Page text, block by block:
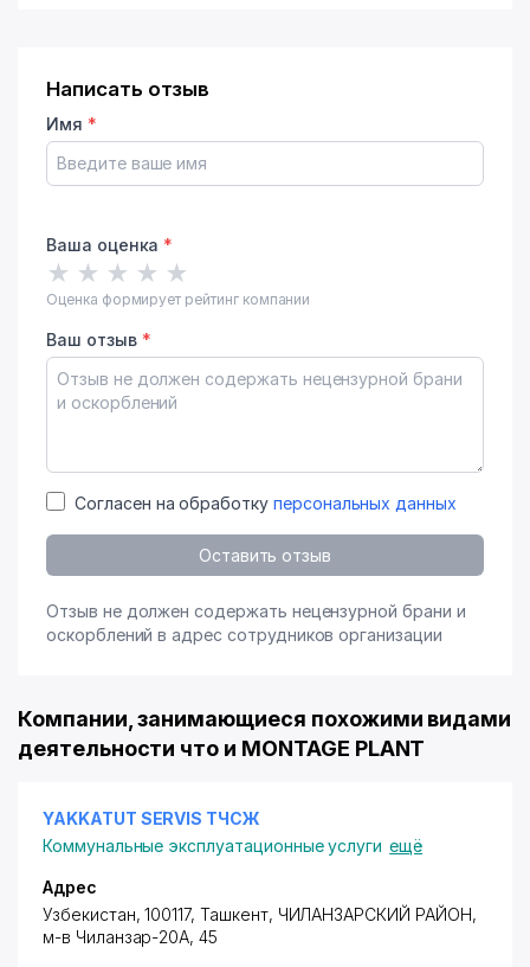
Написать отзыв
Имя *
Ваша оценка *
★ ★ ★ ★ ★
Оценка формирует рейтинг компании
Ваш отзыв *
Согласен на обработку персональных данных
Оставить отзыв
Отзыв не должен содержать нецензурной брани и
оскорблений в адрес сотрудников организации
Компании, занимающиеся похожими видами
деятельности что и MONTAGE PLANT
YAKKATUT SERVIS ТЧСЖ
Коммунальные эксплуатационные услуги ещё
Адрес
Узбекистан, 100117, Ташкент, ЧИЛАНЗАРСКИЙ РАЙОН,
м-в Чиланзар-20А, 45